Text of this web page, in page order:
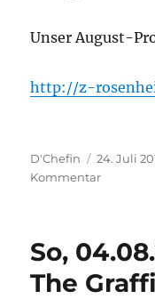
Unser August-
http://z-
Autor
D'Chefin
am
24. Juli
Kommentarzu
So,
The